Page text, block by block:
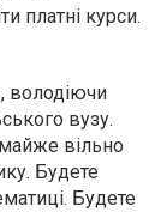
платні курси.
володіючи
вузу.
вільно
Будете
Будете